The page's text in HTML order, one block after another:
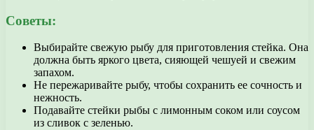
Советы:
Выбирайте свежую рыбу для приготовления стейка. Она
должна быть яркого цвета, сияющей чешуей и свежим
запахом.
Не пережаривайте рыбу, чтобы сохранить ее сочность и
нежность.
Подавайте стейки рыбы с лимонным соком или соусом
из сливок с зеленью.